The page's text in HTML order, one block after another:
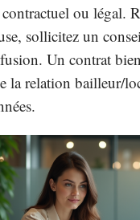
ou légal.
sollicitez un
Un contrat
la relation bailleur/